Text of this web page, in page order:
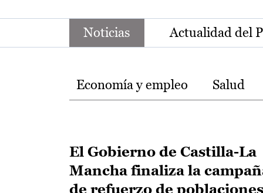
Noticias Actualidad del
Temas
Economía y empleo Salud
El Gobierno de Castilla-La
Mancha finaliza la
de refuerzo de poblaciones